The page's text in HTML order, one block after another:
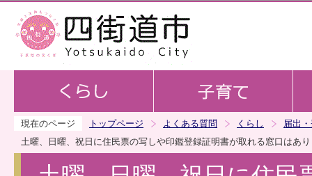
現在のページ トップページ よくある質問 くらし
届出
土曜、日曜、祝日に住民票の写しや印鑑登録証明書が取れる窓口はあ